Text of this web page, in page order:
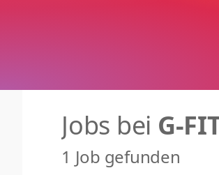
Jobs bei G-
1 Job gefunden